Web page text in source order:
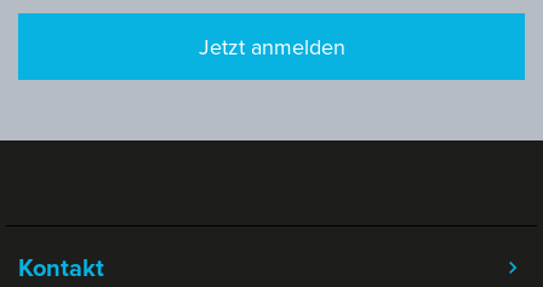
Jetzt anmelden
Kontakt